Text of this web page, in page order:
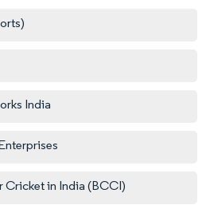
India
Cricket in India (BCCI)